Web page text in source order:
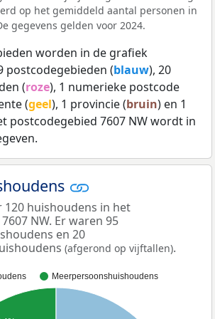
op het gemiddeld aantal personen in
gegevens gelden voor 2024.
worden in de grafiek
postcodegebieden (blauw), 20
(roze), 1 numerieke postcode
(geel), 1 provincie (bruin) en 1
postcodegebied 7607 NW wordt in
120 huishoudens in het
NW. Er waren 95
en 20
(afgerond op vijftallen).
Meerpersoonshuishoudens